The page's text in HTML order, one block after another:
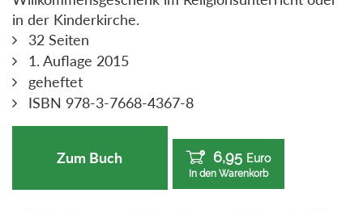
in der Kinderkirche.
32 Seiten
1. Auflage 2015
geheftet
ISBN 978-3-7668-4367-8
Zum Buch 6,95 Euro
In den Warenkorb